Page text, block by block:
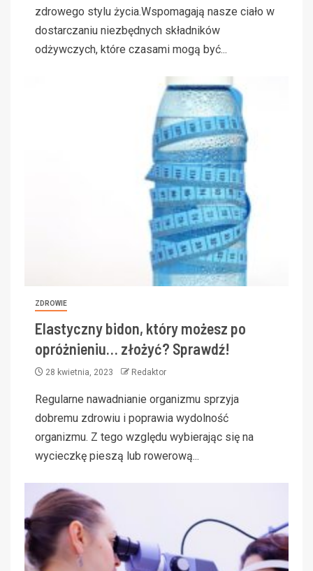
zdrowego stylu życia.Wspomagają nasze ciało w
dostarczaniu niezbędnych składników
odżywczych, które czasami mogą być...
ZDROWIE
Elastyczny bidon, który możesz po
opróżnieniu… złożyć? Sprawdź!
28 kwietnia, 2023 Redaktor
Regularne nawadnianie organizmu sprzyja
dobremu zdrowiu i poprawia wydolność
organizmu. Z tego względu wybierając się na
wycieczkę pieszą lub rowerową...